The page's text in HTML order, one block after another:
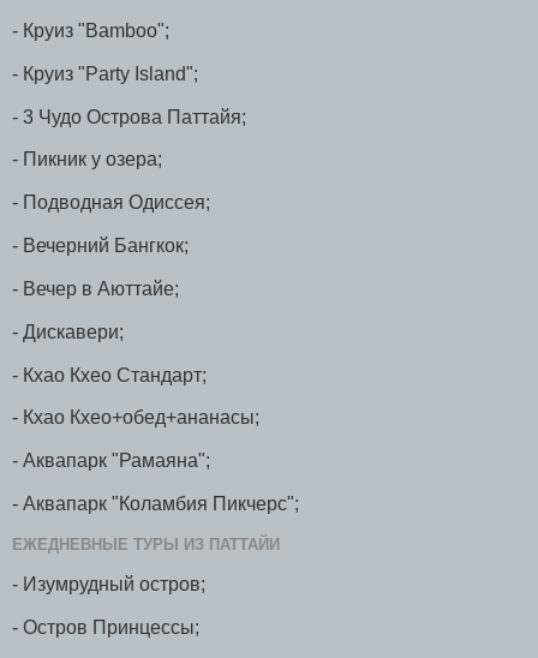
- Круиз "Bamboo";
- Круиз "Party Island";
- 3 Чудо Острова Паттайя;
- Пикник у озера;
- Подводная Одиссея;
- Вечерний Бангкок;
- Вечер в Аюттайе;
- Дискавери;
- Кхао Кхео Стандарт;
- Кхао Кхео+обед+ананасы;
- Аквапарк "Рамаяна";
- Аквапарк "Коламбия Пикчерс";
ЕЖЕДНЕВНЫЕ ТУРЫ ИЗ ПАТТАЙИ
- Изумрудный остров;
- Остров Принцессы;